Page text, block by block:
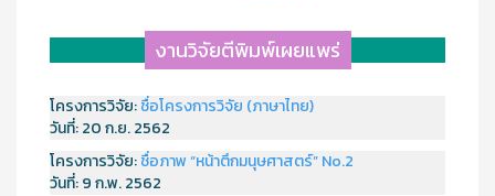
งานวิจัยตีพิมพ์เผยแพร่
โครงการวิจัย:ชื่อโครงการวิจัย (ภาษาไทย)
วันที่:20 ก.ย. 2562
โครงการวิจัย:ชื่อภาพ “หน้าตึกมนุษศาสตร์” No.2
วันที่:9 ก.พ. 2562